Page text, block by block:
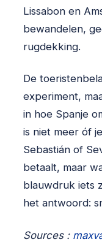
Lissabon en
bewandelen,
rugdekking.
De
experiment,
in hoe Spanje
is niet meer óf
Sebastián of
betaalt, maar
blauwdruk iets
het antwoord:
Sources :